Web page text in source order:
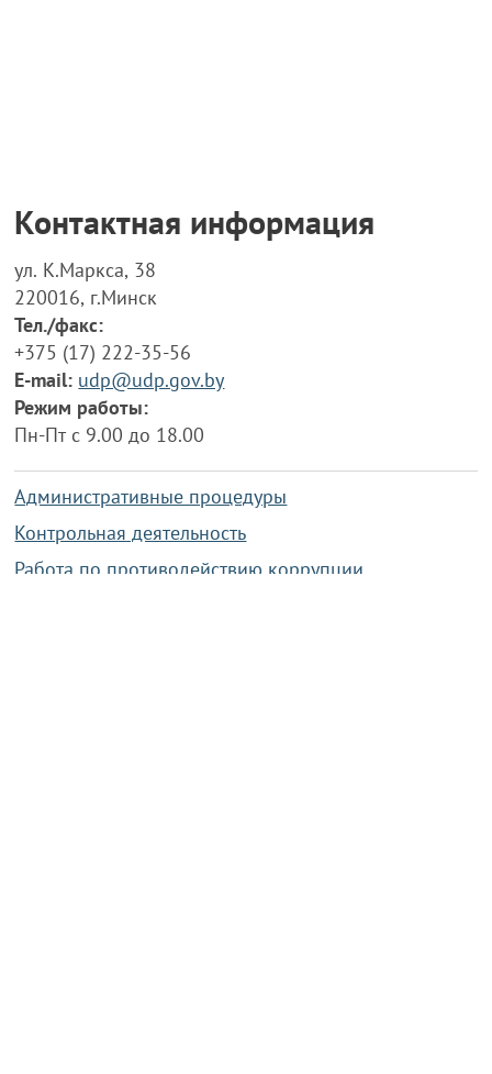
Контактная информация
ул. К.Маркса, 38
220016, г.Минск
Тел./факс:
+375 (17) 222-35-56
E-mail: udp@udp.gov.by
Режим работы:
Пн-Пт с 9.00 до 18.00
Административные процедуры
Контрольная деятельность
Работа по противодействию коррупции